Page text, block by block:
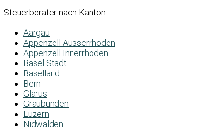
Steuerberater nach Kanton:
Aargau
Appenzell Ausserrhoden
Appenzell Innerrhoden
Basel Stadt
Baselland
Bern
Glarus
Graubünden
Luzern
Nidwalden